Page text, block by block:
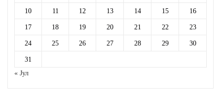
10 11 12 13 14 15 16
17 18 19 20 21 22 23
24 25 26 27 28 29 30
31
« Јул